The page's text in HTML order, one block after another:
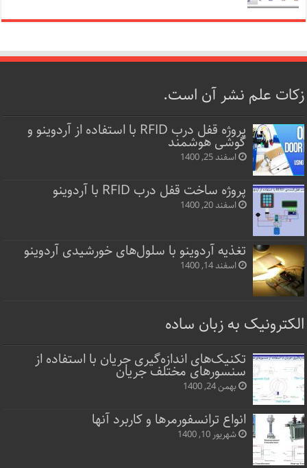
زکات علم نشر آن است.
پروژه قفل‌ درب RFID با استفاده از آردوینو و
گوشی هوشمند
اسفند 25, 1400
پروژه ساخت قفل‌ درب RFID با آردوینو
اسفند 20, 1400
تغذیه آردوینو با سلول‌های خورشیدی آردوینو
اسفند 14, 1400
الکترونیک به زبان ساده
تکنیک‌های اندازه‌گیری جریان با استفاده از
سنسورهای مختلف جریان
بهمن 24, 1400
انواع ترانسفورمرها و کاربرد آنها
شهریور 10, 1400